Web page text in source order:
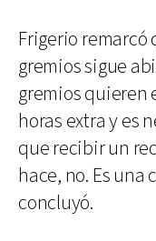
Frigerio remarcó
gremios sigue
gremios quieren
horas extra y es
que recibir un
hace, no. Es
concluyó.